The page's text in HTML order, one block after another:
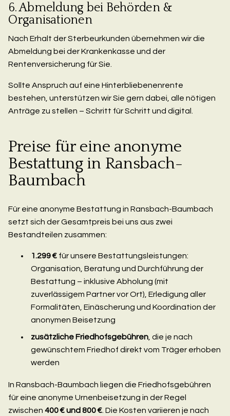
6. Abmeldung bei Behörden &
Organisationen
Nach Erhalt der Sterbeurkunden übernehmen wir die
Abmeldung bei der Krankenkasse und der
Rentenversicherung für Sie.
Sollte Anspruch auf eine Hinterbliebenenrente
bestehen, unterstützen wir Sie gern dabei, alle nötigen
Anträge zu stellen – Schritt für Schritt und digital.
Preise für eine anonyme
Bestattung in Ransbach-
Baumbach
Für eine anonyme Bestattung in Ransbach-Baumbach
setzt sich der Gesamtpreis bei uns aus zwei
Bestandteilen zusammen:
1.299 € für unsere Bestattungsleistungen:
Organisation, Beratung und Durchführung der
Bestattung – inklusive Abholung (mit
zuverlässigem Partner vor Ort), Erledigung aller
Formalitäten, Einäscherung und Koordination der
anonymen Beisetzung
zusätzliche Friedhofsgebühren , die je nach
gewünschtem Friedhof direkt vom Träger erhoben
werden
In Ransbach-Baumbach liegen die Friedhofsgebühren
für eine anonyme Urnenbeisetzung in der Regel
zwischen 400 € und 800 € . Die Kosten variieren je nach